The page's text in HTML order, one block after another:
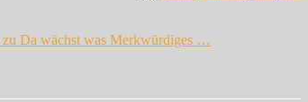
zu Da wächst was Merkwürdiges …